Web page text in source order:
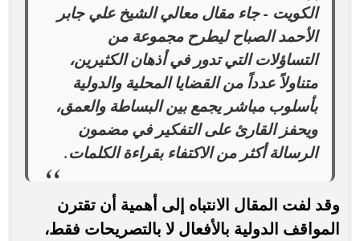
الكويت - جاء مقال معالي الشيخ علي جابر
الأحمد الصباح ليطرح مجموعة من
التساؤلات التي تدور في أذهان الكثيرين،
متناولاً عدداً من القضايا المحلية والدولية
بأسلوب مباشر يجمع بين البساطة والعمق،
ويحفز القارئ على التفكير في مضمون
الرسالة أكثر من الاكتفاء بقراءة الكلمات.
وقد لفت المقال الانتباه إلى أهمية أن تقترن
المواقف الدولية بالأفعال لا بالتصريحات فقط،